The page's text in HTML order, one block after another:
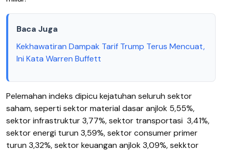
Baca Juga
Kekhawatiran Dampak Tarif Trump Terus Mencuat,
Ini Kata Warren Buffett
Pelemahan indeks dipicu kejatuhan seluruh sektor
saham, seperti sektor material dasar anjlok 5,55%,
sektor infrastruktur 3,77%, sektor transportasi 3,41%,
sektor energi turun 3,59%, sektor consumer primer
turun 3,32%, sektor keuangan anjlok 3,09%, sekktor